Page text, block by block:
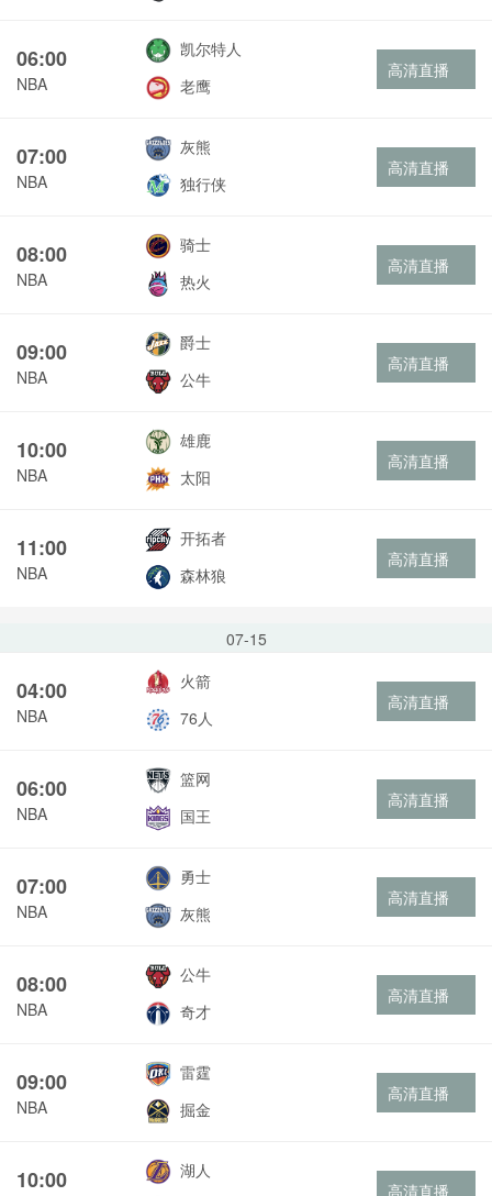
06:00
NBA
凯尔特人
老鹰
高清直播
07:00
NBA
灰熊
独行侠
高清直播
08:00
NBA
骑士
热火
高清直播
09:00
NBA
爵士
公牛
高清直播
10:00
NBA
雄鹿
太阳
高清直播
11:00
NBA
开拓者
森林狼
高清直播
07-15
04:00
NBA
火箭
76人
高清直播
06:00
NBA
篮网
国王
高清直播
07:00
NBA
勇士
灰熊
高清直播
08:00
NBA
公牛
奇才
高清直播
09:00
NBA
雷霆
掘金
高清直播
10:00
湖人
高清直播